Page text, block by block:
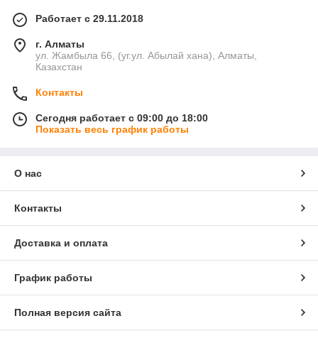
Работает с 29.11.2018
г. Алматы
ул. Жамбыла 66, (уг.ул. Абылай хана), Алматы,
Казахстан
Контакты
Сегодня работает с 09:00 до 18:00
Показать весь график работы
О нас
Контакты
Доставка и оплата
График работы
Полная версия сайта